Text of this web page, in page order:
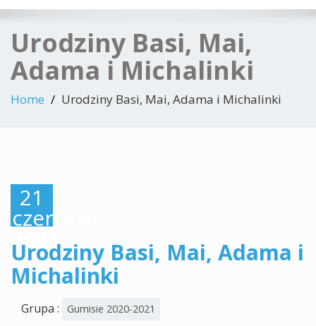
Urodziny Basi, Mai,
Adama i Michalinki
Home Urodziny Basi, Mai, Adama i Michalinki
21
czerwca,
2021
Urodziny Basi, Mai, Adama i
Michalinki
Grupa : Gumisie 2020-2021